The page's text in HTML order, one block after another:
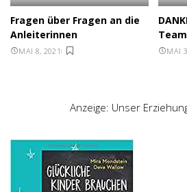
Fragen über Fragen an die
Anleiterinnen
MAI 8, 2021 MAI
Anzeige: Unser